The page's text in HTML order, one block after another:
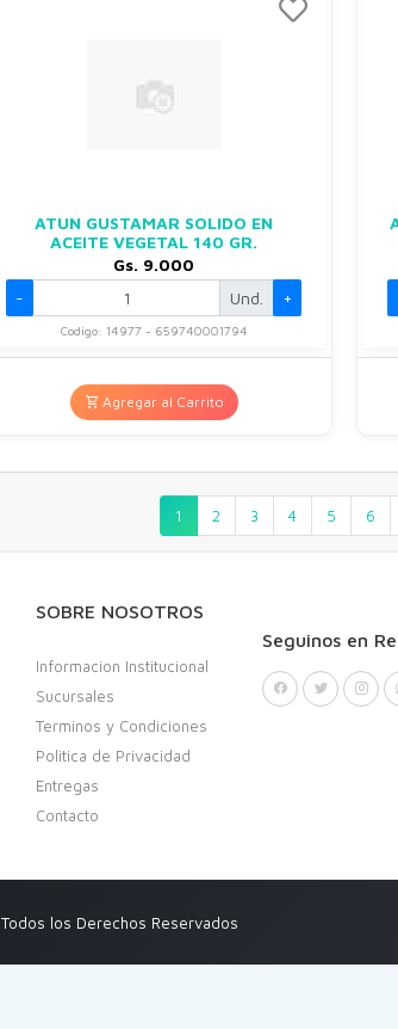
ATUN GUSTAMAR SOLIDO EN
ACEITE VEGETAL 140 GR.
Gs. 9.000
-
Und. +
Codigo: 14977 - 659740001794
Agregar al Carrito
1 2 3 4 5 6
SOBRE NOSOTROS
Informacion Institucional
Sucursales
Terminos y Condiciones
Politica de Privacidad
Entregas
Contacto
Seguinos en
. Todos los Derechos Reservados